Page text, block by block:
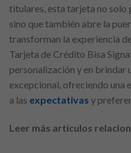
titulares, esta tarjeta no solo
sino que también abre la
transforman la experiencia
Tarjeta de Crédito Bisa
personalización y en brindar
excepcional, ofreciendo una
a las expectativas y
Leer más artículos